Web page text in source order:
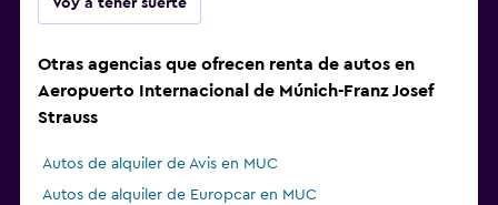
Voy a tener suerte
Otras agencias que ofrecen renta de autos en
Aeropuerto Internacional de Múnich-Franz Josef
Strauss
Autos de alquiler de Avis en MUC
Autos de alquiler de Europcar en MUC